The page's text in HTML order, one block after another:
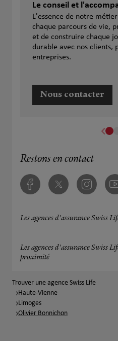
Le conseil et
L'essence de notre
chaque parcours de vie,
et de construire chaque
durable avec nos clients,
entreprises.
Nous contacter
Restons en contact
FacebookTwitter Instagram
Les agences d'assurance Swiss
Les agences d'assurance Swiss
proximité
Trouver une agence Swiss Life
Haute-Vienne
Limoges
Olivier Bonnichon